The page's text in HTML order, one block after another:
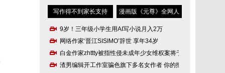
写作得不到家长支持 漫画版《元尊》全网人
9岁！三年级小学生用AI写小说月入2万
网络作家‘晋江SISIMO’辞世 享年34岁
白金作家zhttty被指性侵未成年少女维权案将于
渣男编辑开工作室骗色旗下多名女作者 你的报